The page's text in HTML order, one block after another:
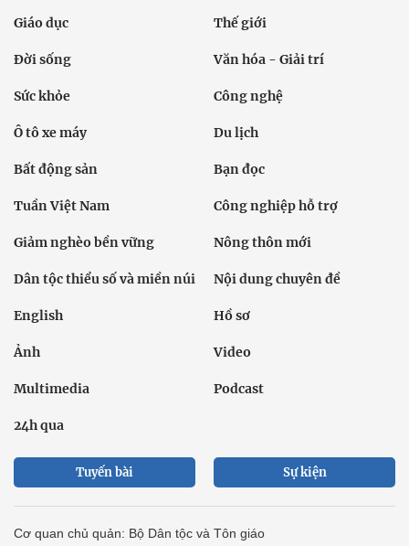
Giáo dục Thế giới
Đời sống Văn hóa - Giải trí
Sức khỏe Công nghệ
Ô tô xe máy Du lịch
Bất động sản Bạn đọc
Tuần Việt Nam Công nghiệp hỗ trợ
Giảm nghèo bền vững Nông thôn mới
Dân tộc thiểu số và miền núi Nội dung chuyên đề
English Hồ sơ
Ảnh Video
Multimedia Podcast
24h qua
Tuyến bài Sự kiện
Cơ quan chủ quản: Bộ Dân tộc và Tôn giáo